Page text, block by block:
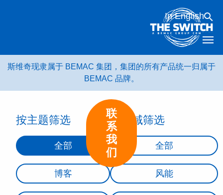
容
联
系
我
们
In English
斯维奇现隶属于 BEMAC 集团，集团的所有产品统一归属于
BEMAC 品牌。
按主题筛选
全部
博客
按领域筛选
全部
风能